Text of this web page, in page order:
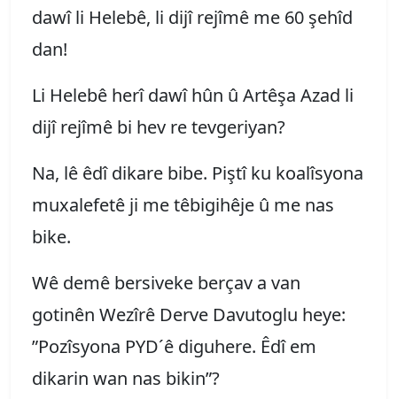
dawî li Helebê, li dijî rejîmê me 60 şehîd
dan!
Li Helebê herî dawî hûn û Artêşa Azad li
dijî rejîmê bi hev re tevgeriyan?
Na, lê êdî dikare bibe. Piştî ku koalîsyona
muxalefetê ji me têbigihêje û me nas
bike.
Wê demê bersiveke berçav a van
gotinên Wezîrê Derve Davutoglu heye:
”Pozîsyona PYD´ê diguhere. Êdî em
dikarin wan nas bikin”?